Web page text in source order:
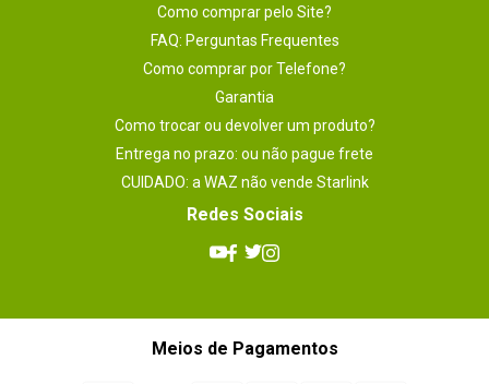
Como comprar pelo Site?
FAQ: Perguntas Frequentes
Como comprar por Telefone?
Garantia
Como trocar ou devolver um produto?
Entrega no prazo: ou não pague frete
CUIDADO: a WAZ não vende Starlink
Redes Sociais
Meios de Pagamentos